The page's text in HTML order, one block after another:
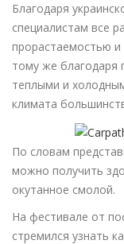
Благодаря
специалистам все
прорастаемостью
тому же благодаря
теплыми и
климата
По словам
можно получить
окутанное смолой.
На фестивале от
стремился узнать